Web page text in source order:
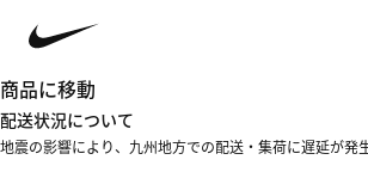
商品に移動
配送状況について
地震の影響により、九州地方での配送・集荷に遅延が発